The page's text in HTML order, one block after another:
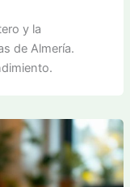
y la
de Almería.